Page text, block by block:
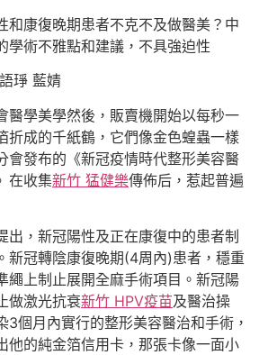
和康復晚期患者不克不及做醫美？中
學術不雅點和建議，不具強迫性
琤 藍婧
醫學美學然後，販賣機開始以每秒一
折成的千紙鶴，它們像金色蝗蟲一樣
會發布的《新冠疫情時代整形美容醫
在收集新竹 猛健樂傳佈后，惹起普遍
出，新冠陽性及正在康復中的患者制
新冠轉陰康復晚期(4周內)患者，穩重
繩上制止展開全麻手術項目。新冠陽
做激光抗衰新竹 HPV疫苗及醫治操
3個月內實行的整形美容醫治和手術，
他的純金箔信用卡，那張卡像一面小